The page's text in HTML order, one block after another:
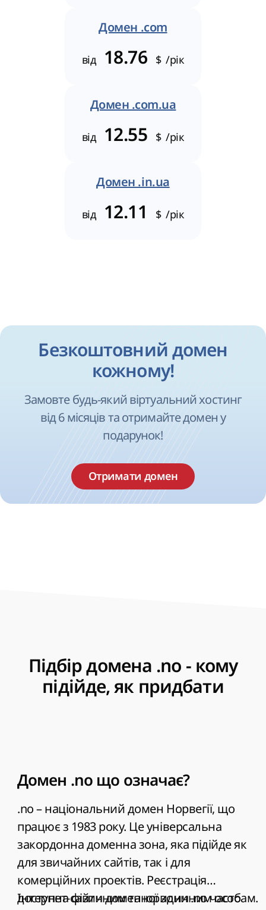
Домен .com
від 18.76 $ /рік
Домен .com.ua
від 12.55 $ /рік
Домен .in.ua
від 12.11 $ /рік
Безкоштовний домен
кожному!
Замовте будь-який віртуальний хостинг
від 6 місяців та отримайте домен у
подарунок!
Отримати домен
Підбір домена .no - кому
підійде, як придбати
Домен .no що означає?
.no – національний домен Норвегії, що
працює з 1983 року. Це універсальна
закордонна доменна зона, яка підійде як
для звичайних сайтів, так і для
комерційних проектів. Реєстрація
доступна фізичним та юридичним особам.
Інтернет-сайти доменної зони .no часто